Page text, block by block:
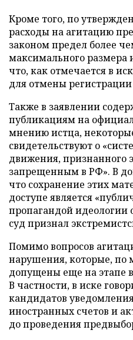
Кроме того, по
расходы на агитацию
законом предел более
максимального размера
что, как отмечается в
для отмены
Также в заявлении
публикациям на
мнению истца,
свидетельствуют о
движения, признанного
запрещенным в РФ». В
что сохранение этих
доступе является
пропагандой идеологии
суд признал
Помимо вопросов
нарушения, которые,
допущены еще на этапе
В частности, в иске
кандидатов
иностранных счетов и
до проведения